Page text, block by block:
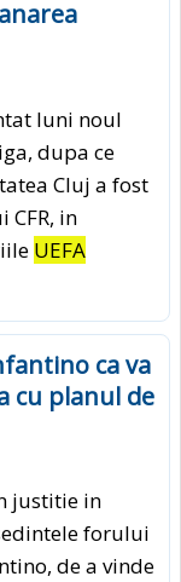
luni noul
dupa ce
Cluj a fost
in
UEFA
ca va
cu planul de
justitie in
forului
de a vinde